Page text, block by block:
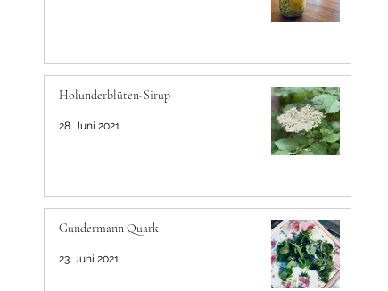
Holunderblüten-Sirup
28. Juni 2021
Gundermann Quark
23. Juni 2021